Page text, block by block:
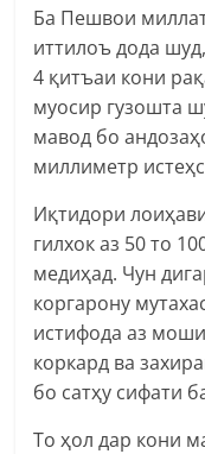
Ба Пешвои
иттилоъ дода
4 қитъаи кони
муосир гузошта
мавод бо
миллиметр
Иқтидори
гилхок аз 50 то
медиҳад. Чун
коргарону
истифода аз
коркард ва
бо сатҳу сифати
То ҳол дар кони